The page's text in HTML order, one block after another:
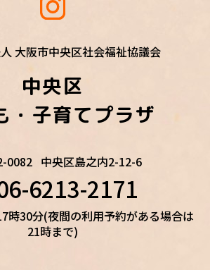
大阪市中央区社会福祉協議会
中央区
・子育てプラザ
0082 中央区島之内2-12-6
6213-2171
30分(夜間の利用予約がある場合は
21時まで)